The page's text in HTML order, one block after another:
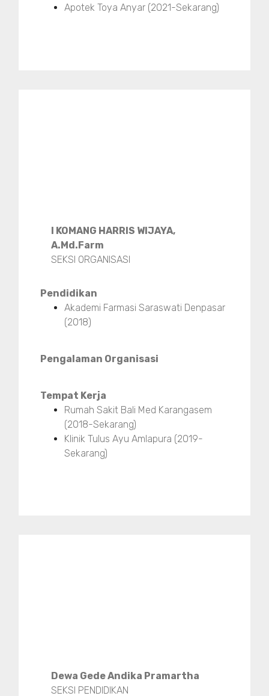
Apotek Toya Anyar (2021-Sekarang)
I KOMANG HARRIS WIJAYA,
A.Md.Farm
SEKSI ORGANISASI
Pendidikan
Akademi Farmasi Saraswati Denpasar
(2018)
Pengalaman Organisasi
Tempat Kerja
Rumah Sakit Bali Med Karangasem
(2018-Sekarang)
Klinik Tulus Ayu Amlapura (2019-
Sekarang)
Dewa Gede Andika Pramartha
SEKSI PENDIDIKAN